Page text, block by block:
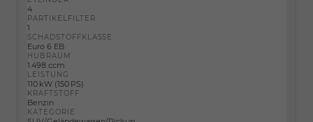
4
PARTIKELFILTER
1
SCHADSTOFFKLASSE
Euro 6 EB
HUBRAUM
1.498 ccm
LEISTUNG
110 kW (150 PS)
KRAFTSTOFF
Benzin
KATEGORIE